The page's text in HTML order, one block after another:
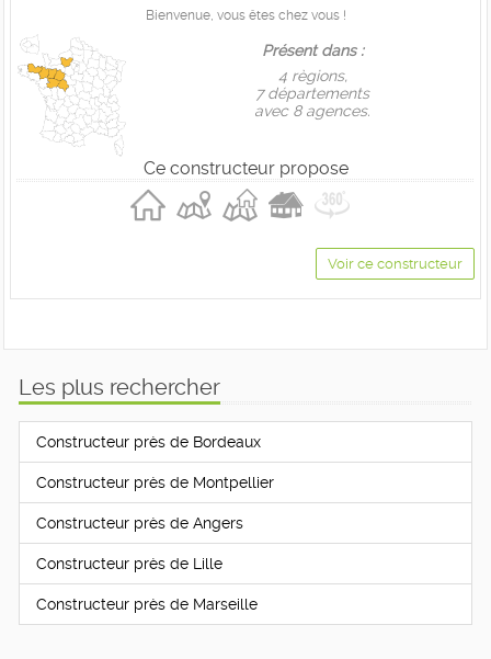
Bienvenue, vous êtes chez vous !
Présent dans :
4 règions,
7 départements
avec 8 agences.
Ce constructeur propose
Voir ce constructeur
Les plus rechercher
Constructeur près de Bordeaux
Constructeur près de Montpellier
Constructeur près de Angers
Constructeur près de Lille
Constructeur près de Marseille